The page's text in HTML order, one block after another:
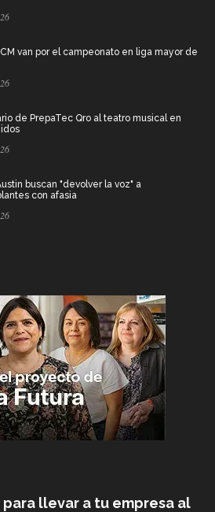
van por el campeonato en liga mayor de
de PrepaTec Qro al teatro musical en
buscan "devolver la voz" a
con afasia
llevar a tu empresa al